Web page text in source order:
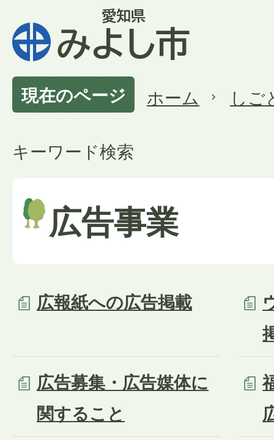
現在のページ ホーム しご
キーワード検索
広告事業
広報紙への広告掲載
広告募集・広告媒体に
関すること